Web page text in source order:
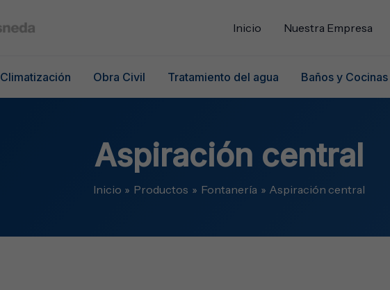
Inicio Nuestra Empresa
Climatización Obra Civil Tratamiento del agua Baños y Cocinas
Aspiración central
Inicio Productos Fontanería Aspiración central